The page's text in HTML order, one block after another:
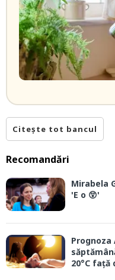
Citește tot bancul
Recomandări
Mirabela
'E o 😲'
20°C